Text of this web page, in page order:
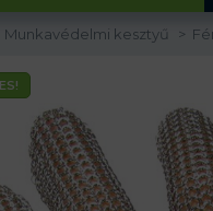
Munkavédelmi kesztyű